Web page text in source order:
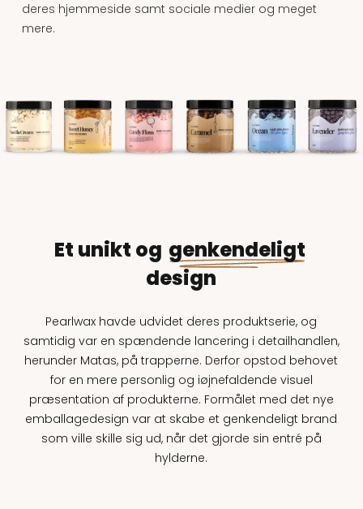
deres hjemmeside samt sociale medier og meget
mere.
Et unikt og genkendeligt
design
Pearlwax havde udvidet deres produktserie, og
samtidig var en spændende lancering i detailhandlen,
herunder Matas, på trapperne. Derfor opstod behovet
for en mere personlig og iøjnefaldende visuel
præsentation af produkterne. Formålet med det nye
emballagedesign var at skabe et genkendeligt brand
som ville skille sig ud, når det gjorde sin entré på
hylderne.